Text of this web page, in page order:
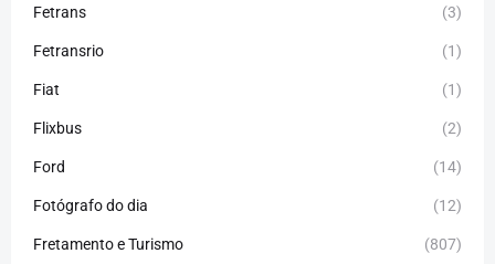
Fetrans (3)
Fetransrio (1)
Fiat (1)
Flixbus (2)
Ford (14)
Fotógrafo do dia (12)
Fretamento e Turismo (807)